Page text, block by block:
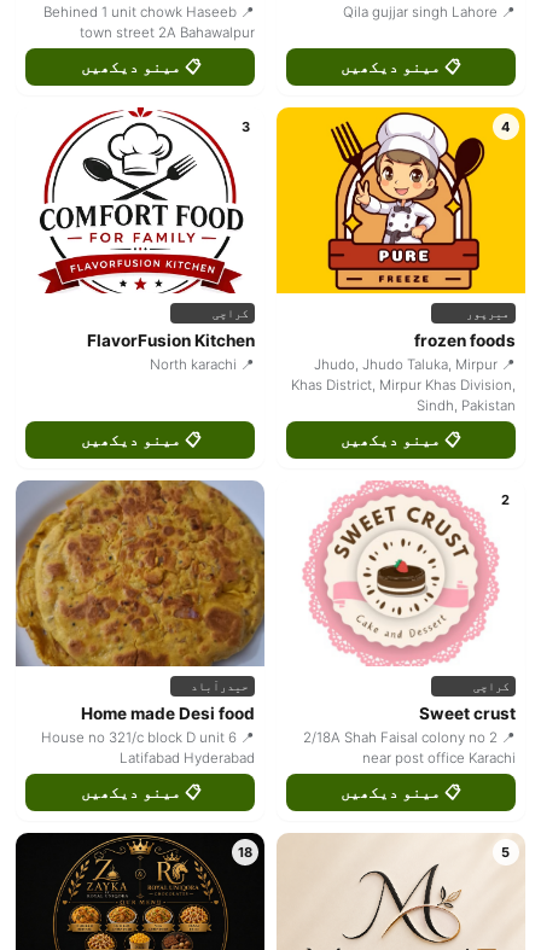
📍 Qila gujjar singh Lahore
📋 مینو دیکھیں
📍 Behined 1 unit chowk Haseeb
town street 2A Bahawalpur
📋 مینو دیکھیں
4
میرپور
frozen foods
📍 Jhudo, Jhudo Taluka, Mirpur
Khas District, Mirpur Khas Division,
Sindh, Pakistan
📋 مینو دیکھیں
3
کراچی
FlavorFusion Kitchen
📍 North karachi
📋 مینو دیکھیں
2
کراچی
Sweet crust
📍 2/18A Shah Faisal colony no 2
near post office Karachi
📋 مینو دیکھیں
حیدرآباد
Home made Desi food
📍 House no 321/c block D unit 6
Latifabad Hyderabad
📋 مینو دیکھیں
5
18